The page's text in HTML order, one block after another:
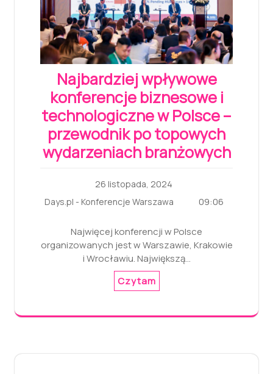
Najbardziej wpływowe
konferencje biznesowe i
technologiczne w Polsce –
przewodnik po topowych
wydarzeniach branżowych
26 listopada, 2024
Days.pl - Konferencje Warszawa
09:06
Najwięcej konferencji w Polsce
organizowanych jest w Warszawie, Krakowie
i Wrocławiu. Największą…
Czytam